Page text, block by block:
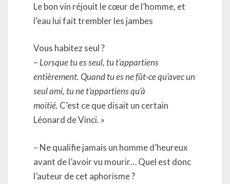
Le bon vin réjouit le cœur de l’homme, et
l’eau lui fait trembler les jambes
Vous habitez seul ?
– Lorsque tu es seul, tu t’appartiens
entièrement. Quand tu es ne fût-ce qu’avec un
seul ami, tu ne t’appartiens qu’à
moitié. C’est ce que disait un certain
Léonard de Vinci. »
– Ne qualifie jamais un homme d’heureux
avant de l’avoir vu mourir… Quel est donc
l’auteur de cet aphorisme ?